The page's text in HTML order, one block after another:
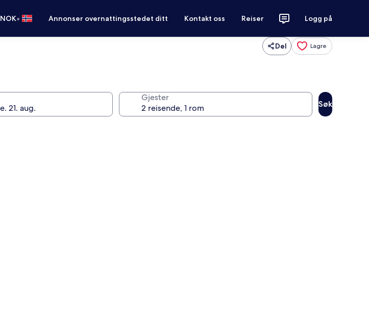
NOK• Annonser overnattingsstedet ditt Kontakt oss Reiser Logg på
Del Lagre
Gjester
Søk